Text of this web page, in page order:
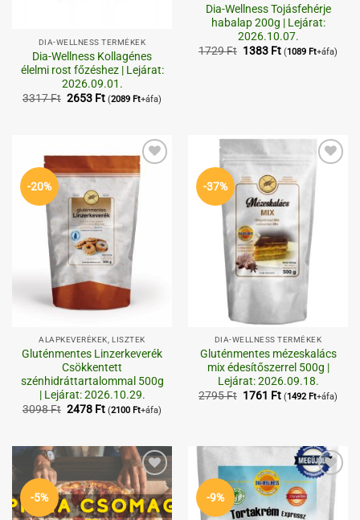
DIA-WELLNESS TERMÉKEK
Dia-Wellness Kollagénes
élelmi rost főzéshez | Lejárat:
2026.09.01.
3317Ft Original
2653 FtCurrent
price
(2089 Ft+áfa)
Dia-Wellness Tojásfehérje
habalap 200g | Lejárat:
2026.10.07.
1729Ft Original
1383 FtCurrent
price
(1089 Ft+áfa)
-20%
Kedvenceimhez
ALAPKEVERÉKEK, LISZTEK
Gluténmentes Linzerkeverék
Csökkentett
szénhidráttartalommal 500g
| Lejárat: 2026.10.29.
3098Ft Original
2478 FtCurrent
price
(2100 Ft+áfa)
-37%
Kedvenceimhez
DIA-WELLNESS TERMÉKEK
Gluténmentes mézeskalács
mix édesítőszerrel 500g |
Lejárat: 2026.09.18.
2795Ft Original
1761 FtCurrent
price
(1492 Ft+áfa)
-5%
Kedvenceimhez
-9%
Kedvenceimhez